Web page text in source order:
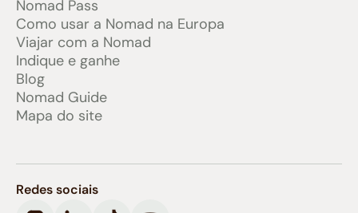
Nomad Pass
Como usar a Nomad na Europa
Viajar com a Nomad
Indique e ganhe
Blog
Nomad Guide
Mapa do site
Redes sociais